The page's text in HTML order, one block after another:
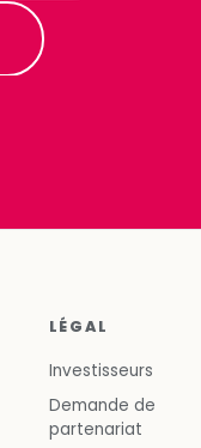
LÉGAL
Investisseurs
Demande de
partenariat